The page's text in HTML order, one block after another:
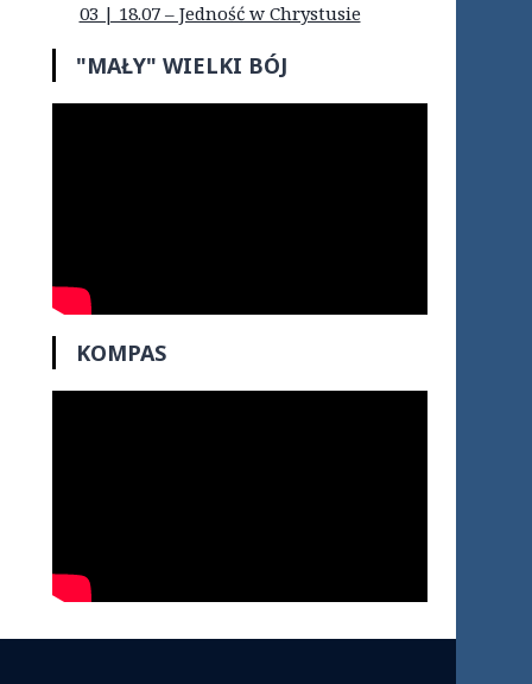
03 | 18.07 – Jedność w Chrystusie
"MAŁY" WIELKI BÓJ
KOMPAS